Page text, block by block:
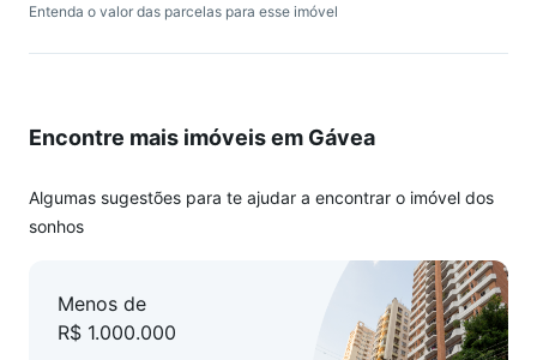
Entenda o valor das parcelas para esse imóvel
Encontre mais imóveis em Gávea
Algumas sugestões para te ajudar a encontrar o imóvel dos
sonhos
Menos de
R$ 1.000.000